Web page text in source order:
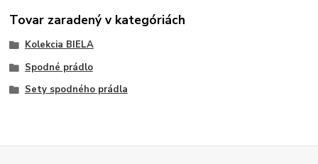
Tovar zaradený v kategóriách
Kolekcia BIELA
Spodné prádlo
Sety spodného prádla